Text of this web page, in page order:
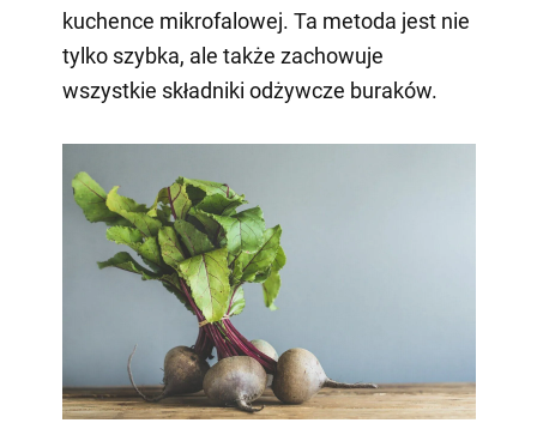
kuchence mikrofalowej. Ta metoda jest nie
tylko szybka, ale także zachowuje
wszystkie składniki odżywcze buraków.